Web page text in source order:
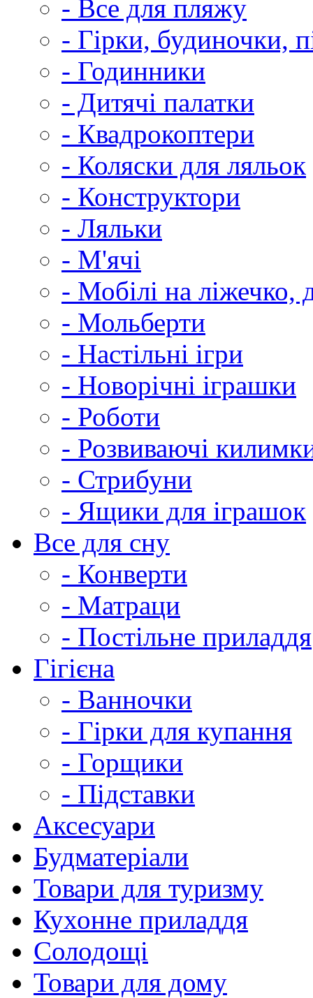
- Все для пляжу
- Гірки, будиночки,
- Годинники
- Дитячі палатки
- Квадрокоптери
- Коляски для ляльок
- Конструктори
- Ляльки
- М'ячі
- Мобілі на ліжечко,
- Мольберти
- Настільні ігри
- Новорічні іграшки
- Роботи
- Розвиваючі
- Стрибуни
- Ящики для іграшок
Все для сну
- Конверти
- Матраци
- Постільне приладдя
Гігієна
- Ванночки
- Гірки для купання
- Горщики
- Підставки
Аксесуари
Будматеріали
Товари для туризму
Кухонне приладдя
Солодощі
Товари для дому